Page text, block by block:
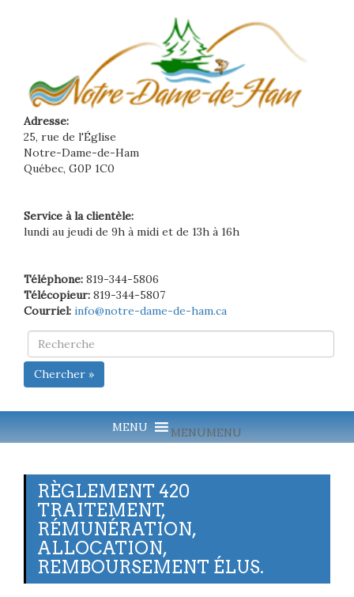
Adresse:
25, rue de l'Église
Notre-Dame-de-Ham
Québec, G0P 1C0
Service à la clientèle:
lundi au jeudi de 9h à midi et de 13h à 16h
Téléphone: 819-344-5806
Télécopieur: 819-344-5807
Courriel: info@notre-dame-de-ham.ca
Chercher »
MENUMENU
RÈGLEMENT 420
TRAITEMENT,
RÉMUNÉRATION,
ALLOCATION,
REMBOURSEMENT ÉLUS.